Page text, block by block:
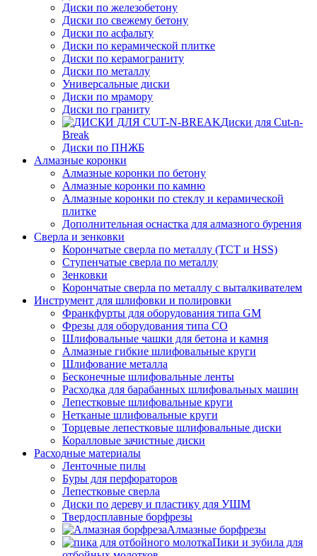
Диски по железобетону
Диски по свежему бетону
Диски по асфальту
Диски по керамической плитке
Диски по керамограниту
Диски по металлу
Универсальные диски
Диски по мрамору
Диски по граниту
Диски для Cut-n-
Break
Диски по ПНЖБ
Алмазные коронки
Алмазные коронки по бетону
Алмазные коронки по камню
Алмазные коронки по стеклу и керамической
плитке
Дополнительная оснастка для алмазного бурения
Сверла и зенковки
Корончатые сверла по металлу (TCT и HSS)
Ступенчатые сверла по металлу
Зенковки
Корончатые сверла по металлу c выталкивателем
Инструмент для шлифовки и полировки
Франкфурты для оборудования типа GM
Фрезы для оборудования типа СО
Шлифовальные чашки для бетона и камня
Алмазные гибкие шлифовальные круги
Шлифование металла
Бесконечные шлифовальные ленты
Расходка для барабанных шлифовальных машин
Лепестковые шлифовальные круги
Нетканые шлифовальные круги
Торцевые лепестковые шлифовальные диски
Коралловые зачистные диски
Расходные материалы
Ленточные пилы
Буры для перфораторов
Лепестковые сверла
Диски по дереву и пластику для УШМ
Твердосплавные борфрезы
Алмазные борфрезы
Пики и зубила для